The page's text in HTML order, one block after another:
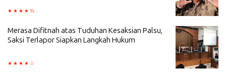
Merasa Difitnah atas Tuduhan Kesaksian Palsu,
Saksi Terlapor Siapkan Langkah Hukum